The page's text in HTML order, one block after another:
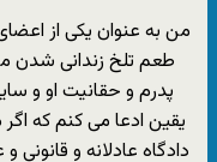
من به عنوان يکی از
طعم تلخ زندانی شدن
پدرم و حقانيت او و
يقين ادعا می کنم که
دادگاه عادلانه و